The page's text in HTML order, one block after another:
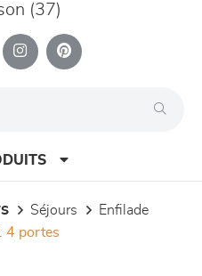
(37)
séjours
enfilade
4 portes